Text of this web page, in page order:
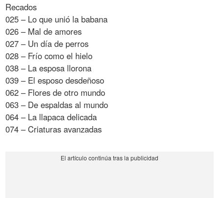
Recados
025 – Lo que unió la babana
026 – Mal de amores
027 – Un día de perros
028 – Frío como el hielo
038 – La esposa llorona
039 – El esposo desdeñoso
062 – Flores de otro mundo
063 – De espaldas al mundo
064 – La llapaca delicada
074 – Criaturas avanzadas